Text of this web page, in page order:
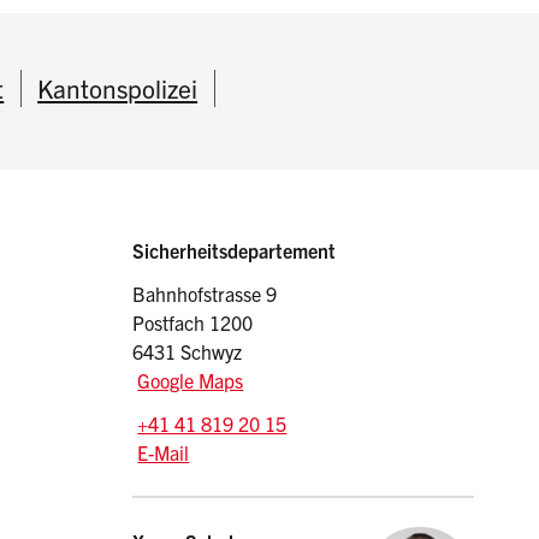
Kantonspolizei
Sidebar
Adresse
Sicherheitsdepartement
Bahnhofstrasse 9
Postfach 1200
6431 Schwyz
Google Maps
Tel.:
+41 41 819 20 15
E-Mail: sid
E-Mail